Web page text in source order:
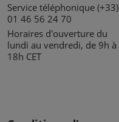
Service téléphonique (+33)
01 46 56 24 70
Horaires d'ouverture du
lundi au vendredi, de 9h à
18h CET